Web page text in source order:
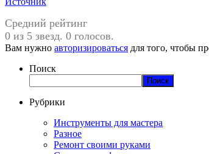
Средний рейтинг
0 из 5 звезд. 0 голосов.
Вам нужно авторизироваться для того, чтобы
Поиск
Поиск
Рубрики
Инструменты для мастера
Разное
Ремонт своими руками